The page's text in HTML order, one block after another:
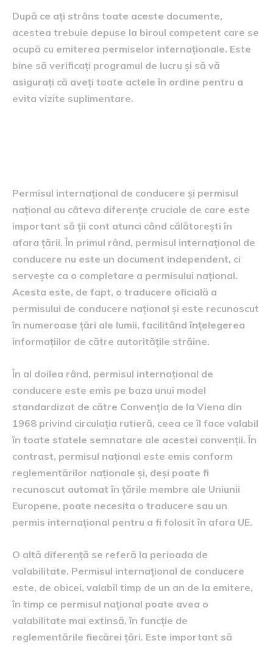
După ce ați strâns toate aceste documente,
acestea trebuie depuse la biroul competent care se
ocupă cu emiterea permiselor internaționale. Este
bine să verificați programul de lucru și să vă
asigurați că aveți toate actele în ordine pentru a
evita vizite suplimentare.
Permisul internațional de conducere și permisul
național au câteva diferențe cruciale de care este
important să ții cont atunci când călătorești în
afara țării. În primul rând, permisul internațional de
conducere nu este un document independent, ci
servește ca o completare a permisului național.
Acesta este, de fapt, o traducere oficială a
permisului de conducere național și este recunoscut
în numeroase țări ale lumii, facilitând înțelegerea
informațiilor de către autoritățile străine.
În al doilea rând, permisul internațional de
conducere este emis pe baza unui model
standardizat de către Convenția de la Viena din
1968 privind circulația rutieră, ceea ce îl face valabil
în toate statele semnatare ale acestei convenții. În
contrast, permisul național este emis conform
reglementărilor naționale și, deși poate fi
recunoscut automat în țările membre ale Uniunii
Europene, poate necesita o traducere sau un
permis internațional pentru a fi folosit în afara UE.
O altă diferență se referă la perioada de
valabilitate. Permisul internațional de conducere
este, de obicei, valabil timp de un an de la emitere,
în timp ce permisul național poate avea o
valabilitate mai extinsă, în funcție de
reglementările fiecărei țări. Este important să